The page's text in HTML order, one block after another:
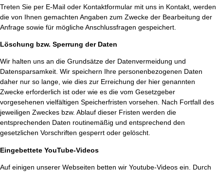
Treten Sie per E-Mail oder Kontaktformular mit uns in Kontakt, werden
die von Ihnen gemachten Angaben zum Zwecke der Bearbeitung der
Anfrage sowie für mögliche Anschlussfragen gespeichert.
Löschung bzw. Sperrung der Daten
Wir halten uns an die Grundsätze der Datenvermeidung und
Datensparsamkeit. Wir speichern Ihre personenbezogenen Daten
daher nur so lange, wie dies zur Erreichung der hier genannten
Zwecke erforderlich ist oder wie es die vom Gesetzgeber
vorgesehenen vielfältigen Speicherfristen vorsehen. Nach Fortfall des
jeweiligen Zweckes bzw. Ablauf dieser Fristen werden die
entsprechenden Daten routinemäßig und entsprechend den
gesetzlichen Vorschriften gesperrt oder gelöscht.
Eingebettete YouTube-Videos
Auf einigen unserer Webseiten betten wir Youtube-Videos ein. Durch